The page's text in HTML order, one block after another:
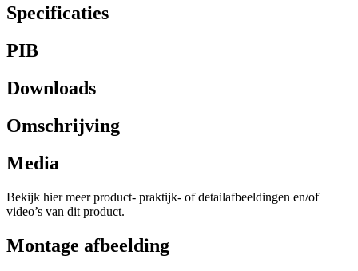
Specificaties
PIB
Downloads
Omschrijving
Media
Bekijk hier meer product- praktijk- of detailafbeeldingen en/of
video’s van dit product.
Montage afbeelding